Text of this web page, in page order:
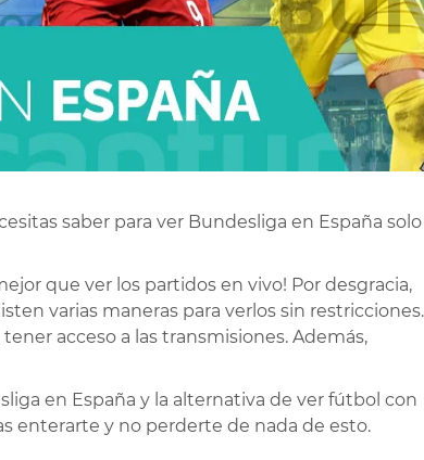
saber para ver Bundesliga en España solo
que ver los partidos en vivo! Por desgracia,
varias maneras para verlos sin restricciones.
acceso a las transmisiones. Además,
en España y la alternativa de ver fútbol con
enterarte y no perderte de nada de esto.